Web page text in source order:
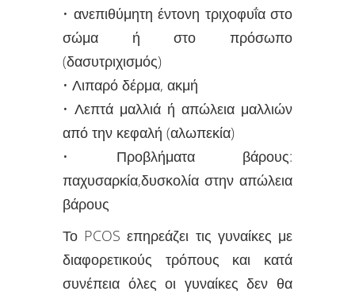
• ανεπιθύμητη έντονη τριχοφυΐα στο
σώμα ή στο πρόσωπο
(δασυτριχισμός)
• Λιπαρό δέρμα, ακμή
• Λεπτά μαλλιά ή απώλεια μαλλιών
από την κεφαλή (αλωπεκία)
• Προβλήματα βάρους:
παχυσαρκία,δυσκολία στην απώλεια
βάρους
Το PCOS επηρεάζει τις γυναίκες με
διαφορετικούς τρόπους και κατά
συνέπεια όλες οι γυναίκες δεν θα